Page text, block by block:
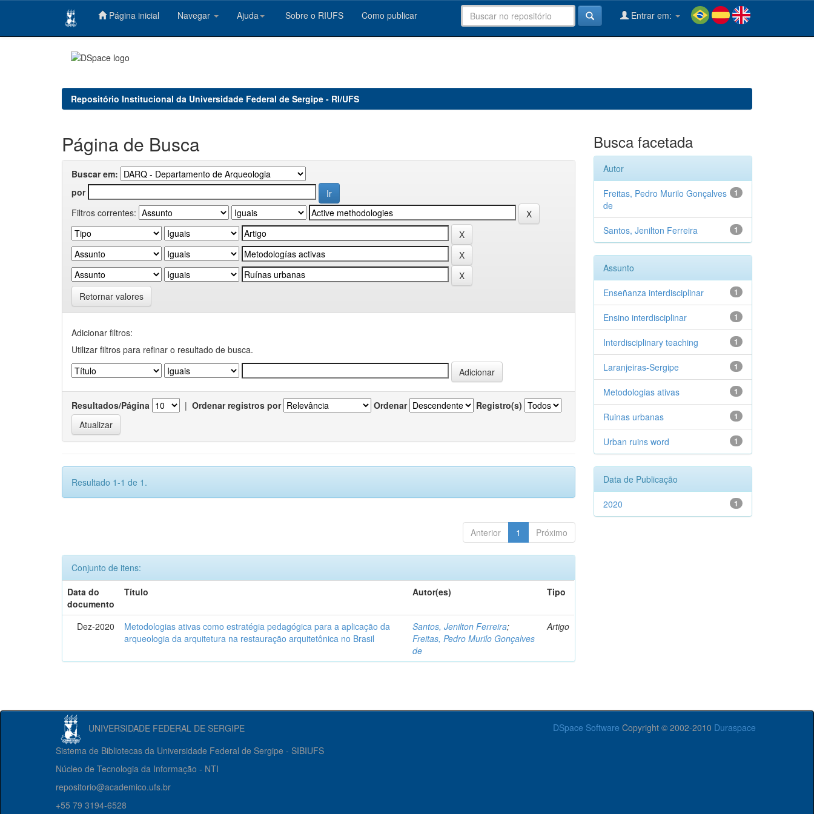
Página inicial Navegar Ajuda Sobre o RIUFS Como publicar Entrar em:
Repositório Institucional da Universidade Federal de Sergipe - RI/UFS
Página de Busca
Buscar em:
por
Filtros correntes:
Retornar valores
Adicionar filtros:
Utilizar filtros para refinar o resultado de busca.
Resultados/Página | Ordenar registros por Ordenar Registro(s)
Resultado 1-1 de 1.
Anterior 1 Próximo
Conjunto de itens:
Data do
documento
Título Autor(es) Tipo
Dez-2020
Metodologias ativas como estratégia pedagógica para a aplicação da
arqueologia da arquitetura na restauração arquitetônica no Brasil
Santos, Jenilton Ferreira;
Freitas, Pedro Murilo Gonçalves
de
Artigo
Busca facetada
Autor
1
Freitas, Pedro Murilo Gonçalves
de
1
Santos, Jenilton Ferreira
Assunto
1
Enseñanza interdisciplinar
1
Ensino interdisciplinar
1
Interdisciplinary teaching
1
Laranjeiras-Sergipe
1
Metodologias ativas
1
Ruinas urbanas
1
Urban ruins word
Data de Publicação
1
2020
UNIVERSIDADE FEDERAL DE SERGIPE DSpace Software Copyright © 2002-2010 Duraspace
Sistema de Bibliotecas da Universidade Federal de Sergipe - SIBIUFS
Núcleo de Tecnologia da Informação - NTI
repositorio@academico.ufs.br
+55 79 3194-6528